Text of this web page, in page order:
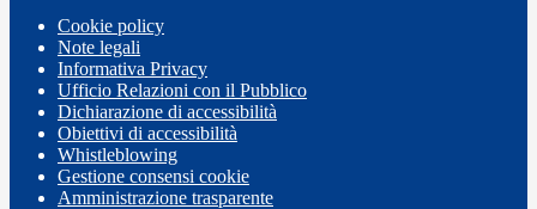
Cookie policy
Note legali
Informativa Privacy
Ufficio Relazioni con il Pubblico
Dichiarazione di accessibilità
Obiettivi di accessibilità
Whistleblowing
Gestione consensi cookie
Amministrazione trasparente